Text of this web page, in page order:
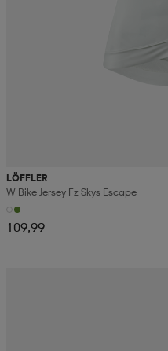
LÖFFLER
W Bike Jersey Fz Skys Escape
109,99